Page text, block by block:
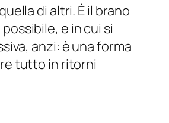
di altri. È il brano
e in cui si
anzi: è una forma
tutto in ritorni